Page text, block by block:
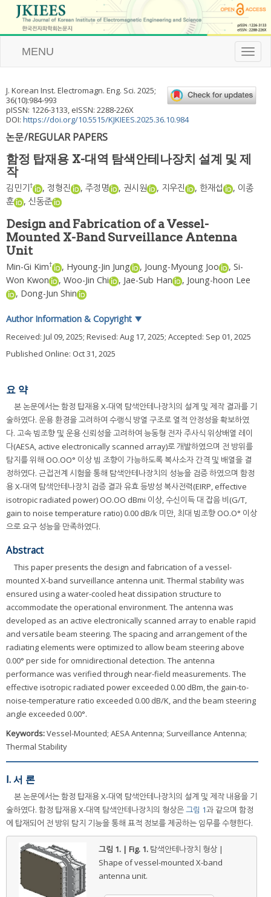
T
o
l
e
t
i
MENU
J. Korean Inst. Electromagn. Eng. Sci. 2025;
36(10):984-993
pISSN: 1226-3133, eISSN: 2288-226X
DOI: https://doi.org/10.5515/KJKIEES.2025.36.10.984
논문/REGULAR PAPERS
함정 탑재용 X-대역 탐색안테나장치 설계 및 제
작
김민기 † , 정형진 , 주정명 , 권시원 , 지우진 , 한재섭 , 이종
훈
, 신동준
Design and Fabrication of a Vessel-
Mounted X-Band Surveillance Antenna
Unit
Min-Gi Kim† , Hyoung-Jin Jung , Joung-Myoung Joo , Si-
Won Kwon
, Woo-Jin Chi , Jae-Sub Han , Joung-hoon Lee
, Dong-Jun Shin
Author Information & Copyright ▼
Received: Jul 09, 2025; Revised: Aug 17, 2025; Accepted: Sep 01, 2025
Published Online: Oct 31, 2025
요 약
본 논문에서는 함정 탑재용 X-대역 탐색안테나장치의 설계 및 제작 결과를 기
술하였다. 운용 환경을 고려하여 수랭식 방열 구조로 열적 안정성을 확보하였
다. 고속 빔조향 및 운용 신뢰성을 고려하여 능동형 전자 주사식 위상배열 레이
다(AESA, active electronically scanned array)로 개발하였으며 전 방위를
탐지를 위해 OO.OO° 이상 빔 조향이 가능하도록 복사소자 간격 및 배열을 결
정하였다. 근접전계 시험을 통해 탐색안테나장치의 성능을 검증 하였으며 함정
용 X-대역 탐색안테나장치 검증 결과 유효 등방성 복사전력(EIRP, effective
isotropic radiated power) OO.OO dBmi 이상, 수신이득 대 잡음 비(G/T,
gain to noise temperature ratio) 0.00 dB/k 미만, 최대 빔조향 OO.O° 이상
으로 요구 성능을 만족하였다.
Abstract
This paper presents the design and fabrication of a vessel-
mounted X-band surveillance antenna unit. Thermal stability was
ensured using a water-cooled heat dissipation structure to
accommodate the operational environment. The antenna was
developed as an active electronically scanned array to enable rapid
and versatile beam steering. The spacing and arrangement of the
radiating elements were optimized to allow beam steering above
0.00° per side for omnidirectional detection. The antenna
performance was verified through near-field measurements. The
effective isotropic radiated power exceeded 0.00 dBm, the gain-to-
noise-temperature ratio exceeded 0.00 dB/K, and the beam steering
angle exceeded 0.00°.
Keywords:Vessel-Mounted; AESA Antenna; Surveillance Antenna;
Thermal Stability
Ⅰ. 서 론
본 논문에서는 함정 탑재용 X-대역 탐색안테나장치의 설계 및 제작 내용을 기
술하였다. 함정 탑재용 X-대역 탐색안테나장치의 형상은그림 1과 같으며 함정
에 탑재되어 전 방위 탐지 기능을 통해 표적 정보를 제공하는 임무를 수행한다.
그림 1. | Fig. 1. 탐색안테나장치 형상 |
Shape of vessel-mounted X-band
antenna unit.